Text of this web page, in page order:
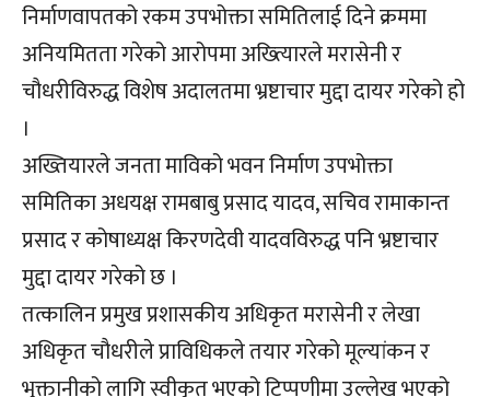
निर्माणवापतको रकम उपभोक्ता समितिलाई दिने क्रममा
अनियमितता गरेको आरोपमा अख्त्यिारले मरासेनी र
चौधरीविरुद्ध विशेष अदालतमा भ्रष्टाचार मुद्दा दायर गरेको हो
।
अख्तियारले जनता माविको भवन निर्माण उपभोक्ता
समितिका अधयक्ष रामबाबु प्रसाद यादव, सचिव रामाकान्त
प्रसाद र कोषाध्यक्ष किरणदेवी यादवविरुद्ध पनि भ्रष्टाचार
मुद्दा दायर गरेको छ ।
तत्कालिन प्रमुख प्रशासकीय अधिकृत मरासेनी र लेखा
अधिकृत चौधरीले प्राविधिकले तयार गरेको मूल्यांकन र
भुक्तानीको लागि स्वीकृत भएको टिप्पणीमा उल्लेख भएको